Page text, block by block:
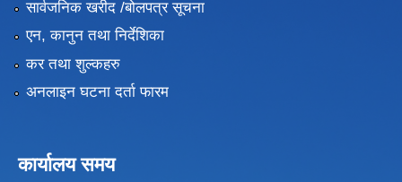
सार्वजनिक खरीद /बोलपत्र सूचना
एन, कानुन तथा निर्देशिका
कर तथा शुल्कहरु
अनलाइन घटना दर्ता फारम
कार्यालय समय